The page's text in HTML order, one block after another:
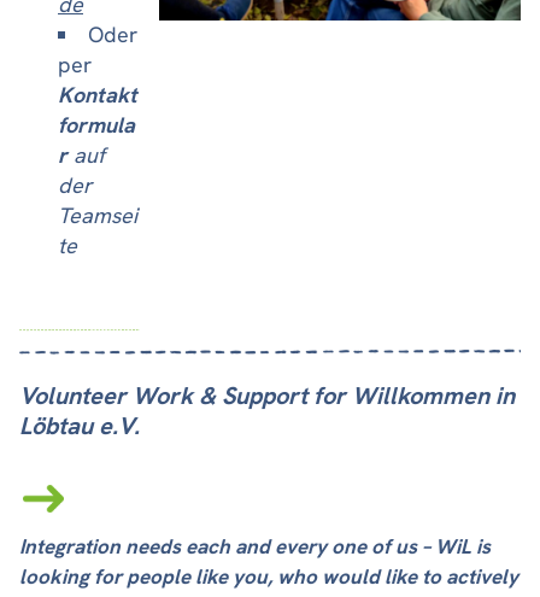
Oder
per
Kontakt
formula
rauf
der
Teamsei
te
Volunteer Work & Support for Willkommen in
Löbtau e.V.
Integration needs each and every one of us – WiL is
looking for people like you, who would like to actively